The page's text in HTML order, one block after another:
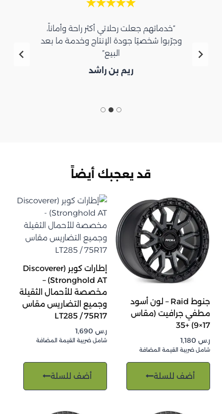
“خدماتهم جعلت رحلاتي أكثر راحة وأماناً،
وجرّبوا شخصيًا جودة الإنتاج وخدمة ما بعد
البيع”
ريم بن راشد
قد يعجبك أيضاً
جنوط Raid – لون أسود
مطفي جرافيت (مقاس
17×9) +35
ر.س
شامل ضريبة القيمة المضافة
أضف للسلة
إطارات كوبر (Discoverer
Stronghold AT) –
مخصصة للأحمال الثقيلة
وجميع التضاريس مقاس
LT285 / 75R17
ر.س
شامل ضريبة القيمة المضافة
أضف للسلة